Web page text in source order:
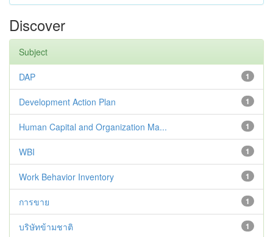
Discover
Subject
1
DAP
1
Development Action Plan
1
Human Capital and Organization Ma...
1
WBI
1
Work Behavior Inventory
1
การขาย
1
บริษัทข้ามชาติ